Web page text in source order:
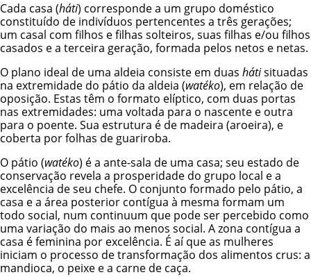
Cada casa (háti) corresponde a um grupo doméstico
constituído de indivíduos pertencentes a três gerações;
um casal com filhos e filhas solteiros, suas filhas e/ou filhos
casados e a terceira geração, formada pelos netos e netas.
O plano ideal de uma aldeia consiste em duas hátisituadas
na extremidade do pátio da aldeia (watéko), em relação de
oposição. Estas têm o formato elíptico, com duas portas
nas extremidades: uma voltada para o nascente e outra
para o poente. Sua estrutura é de madeira (aroeira), e
coberta por folhas de guariroba.
O pátio (watéko) é a ante-sala de uma casa; seu estado de
conservação revela a prosperidade do grupo local e a
excelência de seu chefe. O conjunto formado pelo pátio, a
casa e a área posterior contígua à mesma formam um
todo social, num continuum que pode ser percebido como
uma variação do mais ao menos social. A zona contígua a
casa é feminina por excelência. É aí que as mulheres
iniciam o processo de transformação dos alimentos crus: a
mandioca, o peixe e a carne de caça.